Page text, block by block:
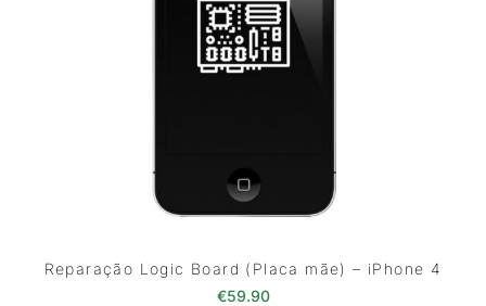
Reparação Logic Board (Placa mãe) – iPhone 4
€59.90